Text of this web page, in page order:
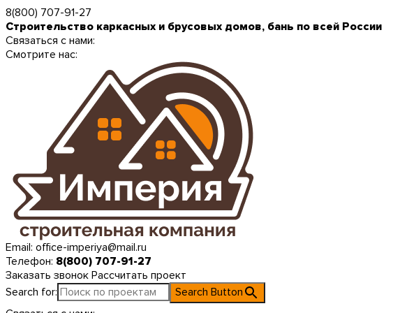
8(800) 707-91-27
Строительство каркасных и брусовых домов, бань по всей России
Связаться с нами:
Смотрите нас:
Email: office-imperiya@mail.ru
Телефон: 8(800) 707-91-27
Заказать звонок Рассчитать проект
Search for:
Search Button